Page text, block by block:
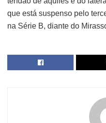
que está suspenso pelo
na Série B, diante do